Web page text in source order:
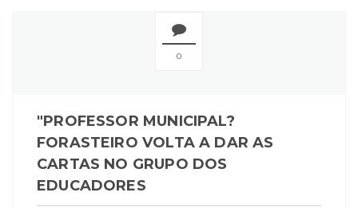
0
"PROFESSOR MUNICIPAL?
FORASTEIRO VOLTA A DAR AS
CARTAS NO GRUPO DOS
EDUCADORES